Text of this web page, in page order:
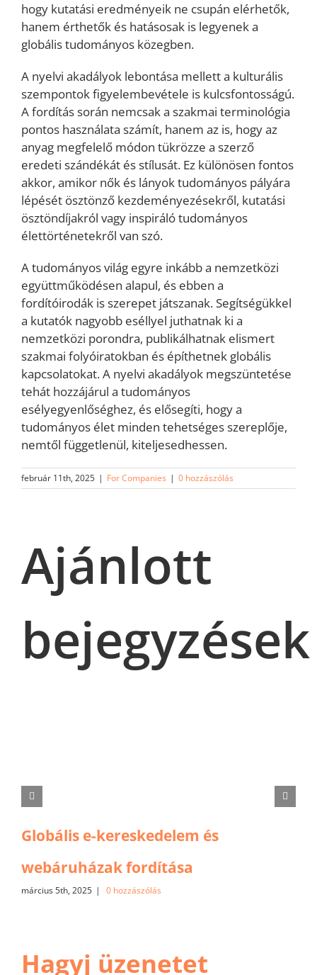
hogy kutatási eredményeik ne csupán elérhetők,
hanem érthetők és hatásosak is legyenek a
globális tudományos közegben.
A nyelvi akadályok lebontása mellett a kulturális
szempontok figyelembevétele is kulcsfontosságú.
A fordítás során nemcsak a szakmai terminológia
pontos használata számít, hanem az is, hogy az
anyag megfelelő módon tükrözze a szerző
eredeti szándékát és stílusát. Ez különösen fontos
akkor, amikor nők és lányok tudományos pályára
lépését ösztönző kezdeményezésekről, kutatási
ösztöndíjakról vagy inspiráló tudományos
élettörténetekről van szó.
A tudományos világ egyre inkább a nemzetközi
együttműködésen alapul, és ebben a
fordítóirodák is szerepet játszanak. Segítségükkel
a kutatók nagyobb eséllyel juthatnak ki a
nemzetközi porondra, publikálhatnak elismert
szakmai folyóiratokban és építhetnek globális
kapcsolatokat. A nyelvi akadályok megszüntetése
tehát hozzájárul a tudományos
esélyegyenlőséghez, és elősegíti, hogy a
tudományos élet minden tehetséges szereplője,
nemtől függetlenül, kiteljesedhessen.
február 11th, 2025 | For Companies | 0 hozzászólás
Ajánlott
bejegyzések
Globális e-kereskedelem és
webáruházak fordítása
március 5th, 2025 | 0 hozzászólás
Hagyj üzenetet